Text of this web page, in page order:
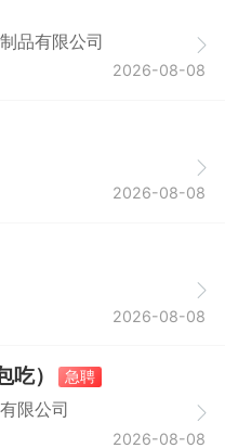
品有限公司
2026-08-08
2026-08-08
2026-08-08
）
急聘
限公司
2026-08-08